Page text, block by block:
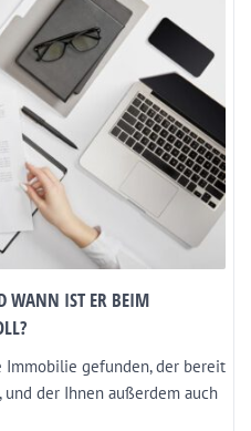
WANN IST ER BEIM
Immobilie gefunden, der bereit
der Ihnen außerdem auch